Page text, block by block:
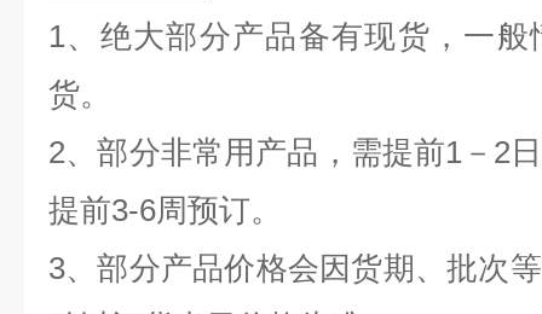
1、绝大部分产品备有现货，一
货。
2、部分非常用产品，需提前1－2
提前3-6周预订。
3、部分产品价格会因货期、批次